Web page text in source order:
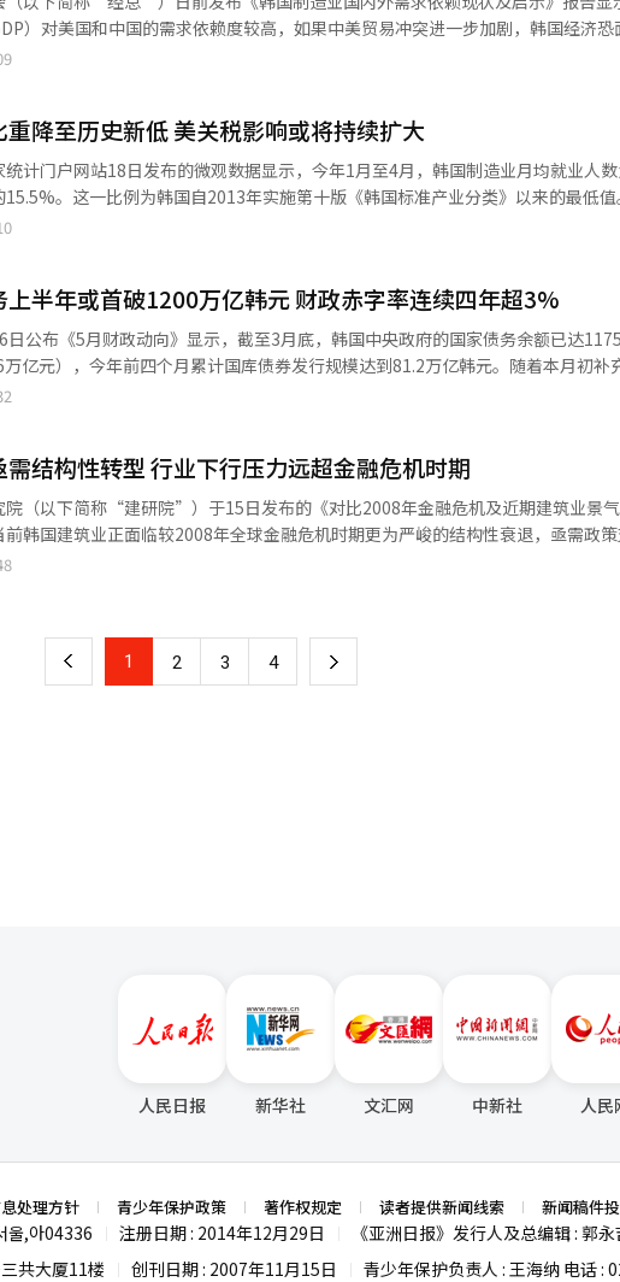
理与周边国家的关系。 他指出，国家必须重拾增长与发展的动力。他承诺，将对
导体等战略性高科技产业进行大规模投资与支持，并以应对气候危机为目标，加
球五大文化强国和软实力强国之列。 在社会安全领域，他强调以“建设安全、和平的
必须彻查世越号、梨泰院、五松地下车道等重大社会灾难的真相，确保国民生命
慑体系，同时保持沟通窗口的敞开，通过对话与合作实现朝鲜半岛的和平。他还
与国民信任，坚决防止军队再次被政治所动员。 他重申，将建设真正由国民主导的国
在，死者拯救了生者。现在轮到我们成为未来的过去，去拯救明天的后代。”他
唤，全力描绘国家新愿景。 就职典礼结束后，李在明随即前往龙山总统办公室开始
他迅速投入施政筹备，未设总统交接委员会，便直接迈入执政轨道。
挑战，经济领域的排名提升受到一定制约。 在人力资本方面，首尔位居全球第5位。首
构和跨国及大型企业，在该领域评价颇高。然而，在生活质量（第129位）、治理
领域，得分相对较低，成为制约城市发展的主要短板。 在生活质量方面，居高不下的住房
影响。 牛津经济研究院指出，韩国自民主化转型以来长期保持政治稳定，
政期间实施紧急戒严及后续弹劾风波，导致治理效能受损。未来韩国政治危机的化
展的其他领域产生深远影响。 在亚洲城市中，日本东京以第9名位居高位，中国香
圳与北京分别位列第134位与第152位。韩国其他主要城市中，釜山排名第281位，
332位，大田第341位。 据悉，全球前十强城市中有八席与去年保持一致，纽约
（GFCI）中位列第10位；在欧睿国际（Euromonitor International）评选的“全
位，展现出首尔作为国际化大都市的综合竞争力。
）对美国和中国的需求依赖度较高，如果中美贸易冲突进一步加剧，韩国经济恐
韩国制造业GDP总额为4838亿美元，其中58.4%（2824亿美元）源于海外需求。
带动产生的GDP为30个单位。 在各国需求所占比重方面，美国（13.7%）和中国
，成为韩国制造业最重要的海外市场。美国的占比较三年前的2000年（14.8%）
则从6.2%增至10.8%，几乎翻倍。紧随其后的是日本（2.6%）、印度（1.9%）和
争国家。经总在报告中指出，如果中美贸易摩擦恶化，两国经济活动收缩，韩国
国内需求依赖度则从47.3%下滑至41.6%。 经总经济调查本部长河相佑（音）对此表
政策强化及全球贸易环境恶化，对外依赖度高的韩国制造业所面临的困难愈发加剧
政府与政界应该立即采取更积极的支援措施。
降至历史新低 美关税影响或将持续扩大
计门户网站18日发布的微观数据显示，今年1月至4月，韩国制造业月均就业人数
。这一比例为韩国自2013年实施第十版《韩国标准产业分类》以来的最低值。 受新冠疫
就业比重近年呈持续下行趋势。2023年与2024年分别降至15.7%和15.6%。今年
GDP）数据显示，制造业在2023年各季度均实现环比增长。然而，就业作为典型
析认为，当前制造业复苏主要由半导体等资本密集型产业拉动，因其“就业带动系
确定性上升，企业普遍延后招聘计划，就业市场恢复进程缓慢。 以年龄段来看，今年前四个
，20至29岁群体仅占10.6%，创历史新低，甚至低于60岁以上群体的13.2%。青年
部风险亦在加剧。特朗普政府自3月12日起对进口钢铁和铝产品加征
已通过“2+2通商协商机制”将关税实施时间延至7月，并启动磋
前韩国对美出口仍普遍适用10%的基本关税。在韩国出口结构中，对美出口占比高
成较大冲击。 关税影响已初步显现。央行近日公布的数据显示，今年一季度
0.2%，较此前预期的0.2%增长低出0.4个百分点，出现负增长。其中，制造业产
现，但经贸不确定性扩大已对企业投资和消费心理造成
。韩国开发研究院（KDI）近日发布的《上半年经济展望》将全年GDP增长率预测
组织（IMF）也在三个月内两次下调韩国经济增长预期，从年初的2.0%降至1.0%。 央行及
上半年或首破1200万亿韩元 财政赤字率连续四年超3%
日公布《5月财政动向》显示，截至3月底，韩国中央政府的国家债务余额已达
万亿元），今年前四个月累计国库债券发行规模达到81.2万亿韩元。随着本月初补
。 政府计划在上半年发行补充预算中增加的9.5万亿韩元国债的60%。
地方政府债务在内的国家整体债务在加上补充预算后增至1280.8万
增加7.4万亿韩元，较去年结算基准的1175.2万亿韩元增加105.6万亿韩元。值得
政府债务，地方债务每年仅统计一次。包含补充预算的完整财政数据预计在7月发布。 韩
的699万亿韩元以来持续激增，在2024年达到1141.2万亿韩元。2023年（59.1万
度较疫情初期有所放缓，但债务规模依旧维持在高位。 当前，两大总统候选人都主张扩大
状况的管理财政收支在包含补充预算的前提下，今年预计出现86.4万亿韩元赤字，
财政赤字率已连续四年超过3%。韩国开发研究院（KDI）也把今年经济增长率预
结构性转型 行业下行压力远超金融危机时期
院（以下简称“建研院”）于15日发布的《对比2008年金融危机及近期建筑业景
韩国建筑业正面临较2008年全球金融危机时期更为严峻的结构性衰退，亟需政
在投资领域，2022年和2024年建筑投资同比分别下降3.5%和3%，降
的水平。住宅市场方面，虽然2022年末，未售出新建住房数量（6.8107万户）
同比增幅高达284.6%，反映出市场需求的急剧萎缩。 建筑企业经营状况持续恶化。数据
上 1 2 3 4 下
人民日报 新华社 文汇网 中新社 人民
处理方针 青少年保护政策 著作权规定 读者提供新闻线索 新闻稿件
울,아04336 注册日期 : 2014年12月29日 《亚洲日报》发行人及总编辑 : 郭
共大厦11楼
创刊日期 : 2007年11月15日 青少年保护负责人 : 王海纳 电话 :